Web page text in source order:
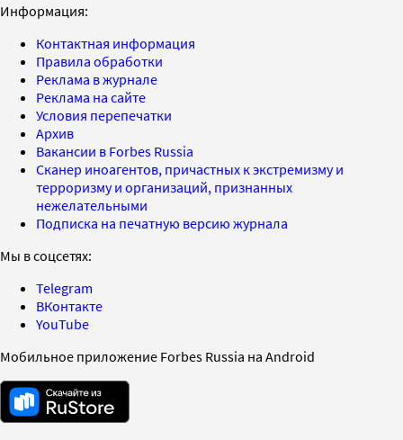
Информация:
Контактная информация
Правила обработки
Реклама в журнале
Реклама на сайте
Условия перепечатки
Архив
Вакансии в Forbes Russia
Сканер иноагентов, причастных к экстремизму и
терроризму и организаций, признанных
нежелательными
Подписка на печатную версию журнала
Мы в соцсетях:
Telegram
ВКонтакте
YouTube
Мобильное приложение Forbes Russia на Android